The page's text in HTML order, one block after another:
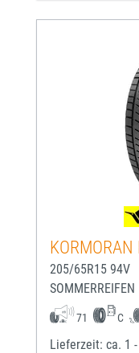
KORMORAN
205/65R15 94V
SOMMERREIFEN
71 C
Lieferzeit: ca. 1